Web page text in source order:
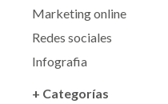
Marketing online
Redes sociales
Infografia
+ Categorías